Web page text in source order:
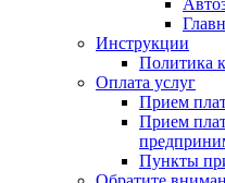
Инструкции
Политика
Оплата услуг
Прием
Прием
Пункты